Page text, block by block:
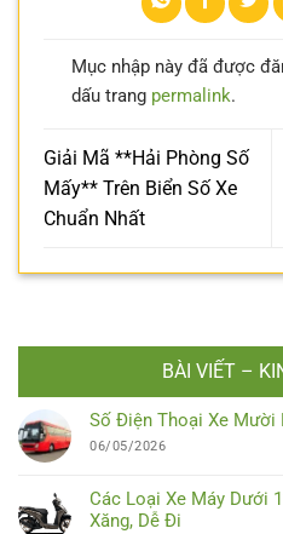
Mục nhập này đã được
dấu trang permalink.
Giải Mã **Hải Phòng Số
Mấy** Trên Biển Số Xe
Chuẩn Nhất
BÀI VIẾT –
Số Điện Thoại Xe Mười
06/05/2026
Các Loại Xe Máy Dưới
Xăng, Dễ Đi